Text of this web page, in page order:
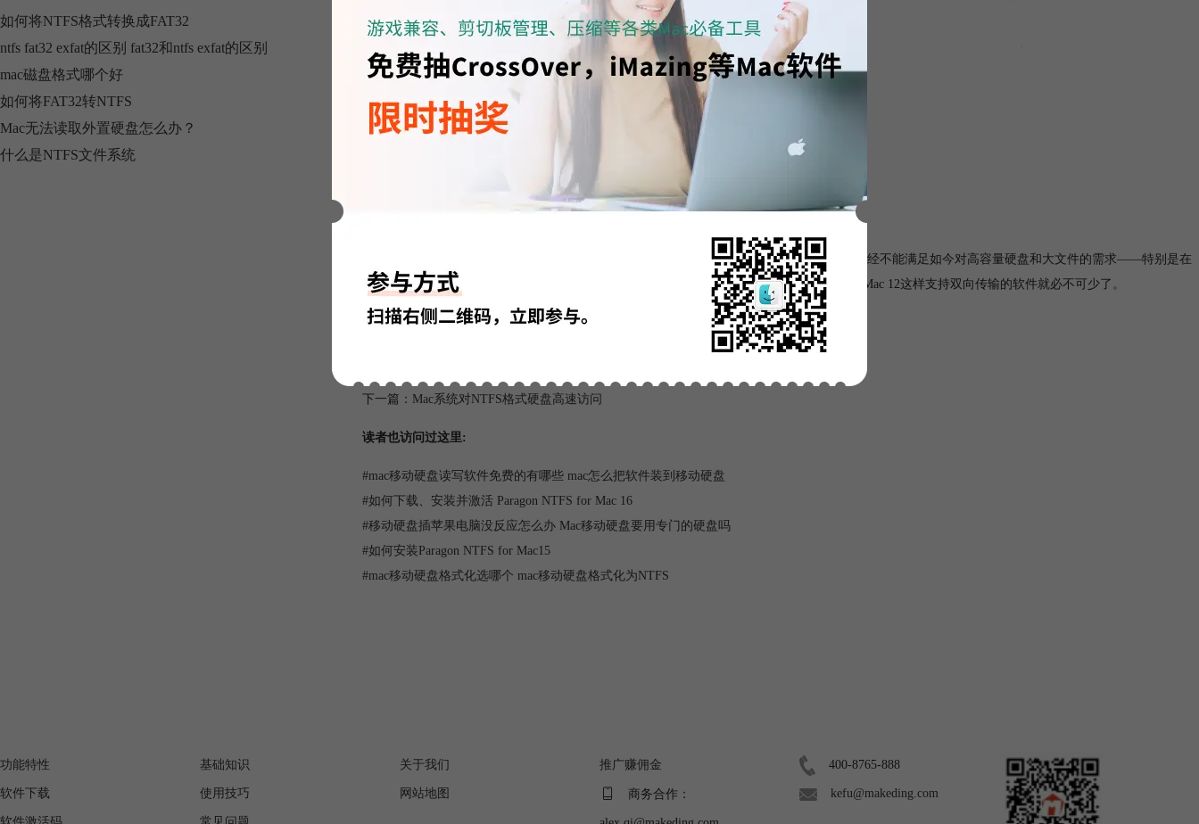
如何将NTFS格式转换成FAT32
ntfs fat32 exfat的区别 fat32和ntfs exfat的区别
mac磁盘格式哪个好
如何将FAT32转NTFS
Mac无法读取外置硬盘怎么办？
什么是NTFS文件系统
图一：安装导向
新功能
1. New 支持最新的 OS X 10.10 Yosemite
2. Update 即使在高负载下达到了前所未有的稳定性
12. 虽然OS X原生支持FAT格式的驱动器,但这已经不能满足如今对高容量硬盘和大文件的需求——特别是在
处理视频文件或大型数据库的时候。而苹果对NTFS的支持仅限于阅读文件,所以像NTFS for Mac 12这样支持双向传输的软件就必不可少了。
下一篇： Mac系统对NTFS格式硬盘高速访问
读者也访问过这里:
#mac移动硬盘读写软件免费的有哪些 mac怎么把软件装到移动硬盘
#如何下载、安装并激活 Paragon NTFS for Mac 16
#移动硬盘插苹果电脑没反应怎么办 Mac移动硬盘要用专门的硬盘吗
#如何安装Paragon NTFS for Mac15
#mac移动硬盘格式化选哪个 mac移动硬盘格式化为NTFS
功能特性
软件下载
基础知识
使用技巧
关于我们
网站地图
推广赚佣金
商务合作：
400-8765-888
kefu@makeding.com